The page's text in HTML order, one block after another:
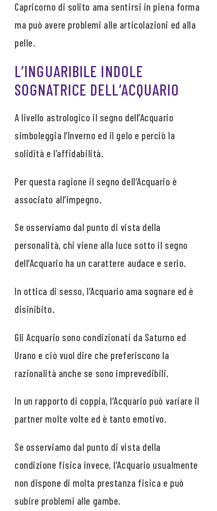
Capricorno di solito ama sentirsi in piena forma
ma può avere problemi alle articolazioni ed alla
pelle.
L’INGUARIBILE INDOLE
SOGNATRICE DELL’ACQUARIO
A livello astrologico il segno dell’Acquario
simboleggia l’Inverno ed il gelo e perciò la
solidità e l’affidabilità.
Per questa ragione il segno dell’Acquario è
associato all’impegno.
Se osserviamo dal punto di vista della
personalità, chi viene alla luce sotto il segno
dell’Acquario ha un carattere audace e serio.
In ottica di sesso, l’Acquario ama sognare ed è
disinibito.
Gli Acquario sono condizionati da Saturno ed
Urano e ciò vuol dire che preferiscono la
razionalità anche se sono imprevedibili.
In un rapporto di coppia, l’Acquario può variare il
partner molte volte ed è tanto emotivo.
Se osserviamo dal punto di vista della
condizione fisica invece, l’Acquario usualmente
non dispone di molta prestanza fisica e può
subire problemi alle gambe.